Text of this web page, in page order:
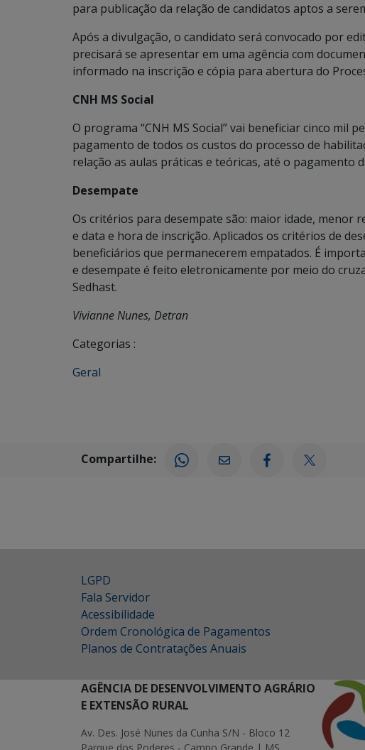
para publicação da relação de candidatos aptos a
Após a divulgação, o candidato será convocado por
precisará se apresentar em uma agência com
informado na inscrição e cópia para abertura do
CNH MS Social
O programa “CNH MS Social” vai beneficiar cinco mil
pagamento de todos os custos do processo de
relação as aulas práticas e teóricas, até o pagamento
Desempate
Os critérios para desempate são: maior idade, menor
e data e hora de inscrição. Aplicados os critérios de
beneficiários que permanecerem empatados. É
e desempate é feito eletronicamente por meio do
Sedhast.
Vivianne Nunes, Detran
Categorias :
Geral
Compartilhe:
LGPD
Fala Servidor
Acessibilidade
Ordem Cronológica de Pagamentos
Planos de Contratações Anuais
AGÊNCIA DE DESENVOLVIMENTO AGRÁRIO
E EXTENSÃO RURAL
Av. Des. José Nunes da Cunha S/N - Bloco 12